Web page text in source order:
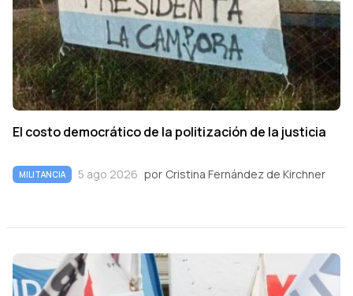
El costo democrático de la politización de la justicia
MILITANCIA 5 ago 2026 por Cristina Fernández de Kirchner